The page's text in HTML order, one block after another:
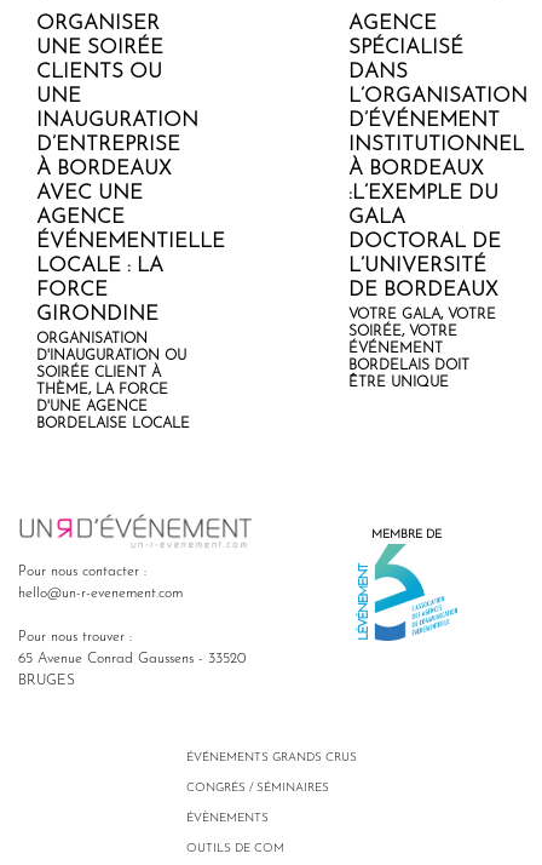
ORGANISER
UNE SOIRÉE
CLIENTS OU
UNE
INAUGURATION
D’ENTREPRISE
À BORDEAUX
AVEC UNE
AGENCE
ÉVÉNEMENTIELLE
LOCALE : LA
FORCE
GIRONDINE
ORGANISATION
D'INAUGURATION OU
SOIRÉE CLIENT À
THÈME, LA FORCE
D'UNE AGENCE
BORDELAISE LOCALE
AGENCE
SPÉCIALISÉ
DANS
L’ORGANISATION
D’ÉVÉNEMENT
INSTITUTIONNEL
À BORDEAUX
:L’EXEMPLE DU
GALA
DOCTORAL DE
L’UNIVERSITÉ
DE BORDEAUX
VOTRE GALA, VOTRE
SOIRÉE, VOTRE
ÉVÉNEMENT
BORDELAIS DOIT
ÊTRE UNIQUE
Pour nous contacter :
hello@un-r-evenement.com
Pour nous trouver :
65 Avenue Conrad Gaussens - 33520
BRUGES
MEMBRE DE
ÉVÉNEMENTS GRANDS CRUS
CONGRÉS / SÉMINAIRES
ÉVÈNEMENTS
OUTILS DE COM